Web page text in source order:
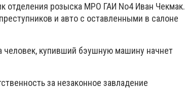
отделения розыска МРО ГАИ No4 Иван Чекмак.
и авто с оставленными в салоне
человек, купивший бэушную машину начнет
за незаконное завладение